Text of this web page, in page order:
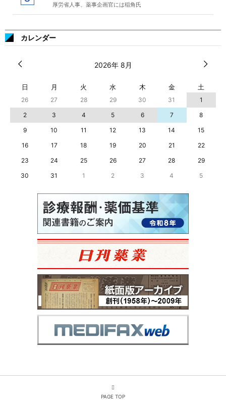
厚労省人事、薬事企画官には稲角氏
カレンダー
2026年 8月
日 月 火 水 木 金 土
26 27 28 29 30 31
1
2
3 4 5 6 7
8
9
10 11 12 13 14
15
16
17 18 19 20 21
22
23
24 25 26 27 28
29
30
31 1 2 3 4 5
PAGE TOP